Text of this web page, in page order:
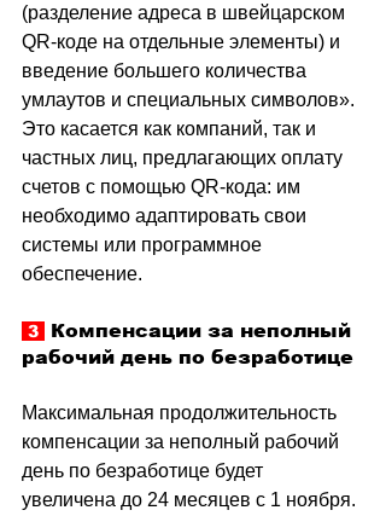
(разделение адреса в швейцарском
QR-коде на отдельные элементы) и
введение большего количества
умлаутов и специальных символов».
Это касается как компаний, так и
частных лиц, предлагающих оплату
счетов с помощью QR-кода: им
необходимо адаптировать свои
системы или программное
обеспечение.
3
Компенсации за неполный
рабочий день по безработице
Максимальная продолжительность
компенсации за неполный рабочий
день по безработице будет
увеличена до 24 месяцев с 1 ноября.